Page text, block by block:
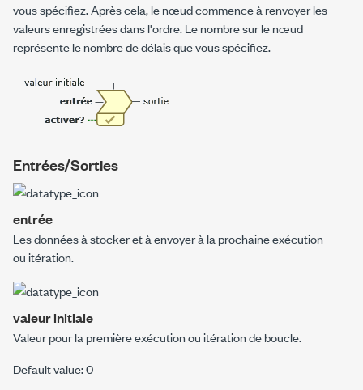
vous spécifiez. Après cela, le nœud commence à renvoyer les
valeurs enregistrées dans l'ordre. Le nombre sur le nœud
représente le nombre de délais que vous spécifiez.
Entrées/Sorties
entrée
Les données à stocker et à envoyer à la prochaine exécution
ou itération.
valeur initiale
Valeur pour la première exécution ou itération de boucle.
Default value: 0